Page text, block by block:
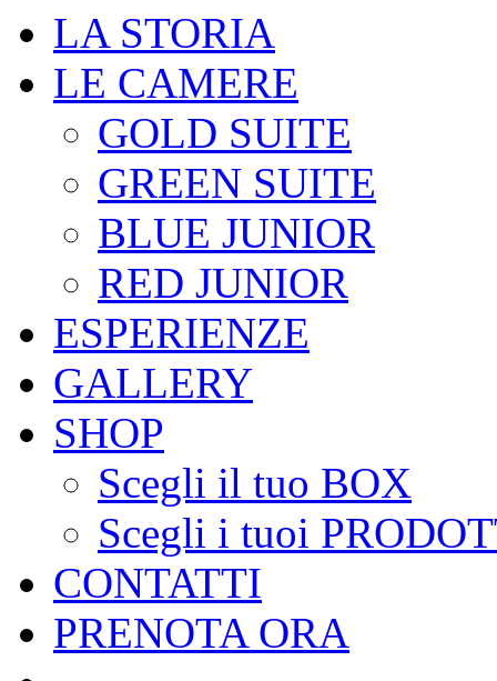
LA STORIA
LE CAMERE
GOLD SUITE
GREEN SUITE
BLUE JUNIOR
RED JUNIOR
ESPERIENZE
GALLERY
SHOP
Scegli il tuo BOX
Scegli i tuoi
CONTATTI
PRENOTA ORA